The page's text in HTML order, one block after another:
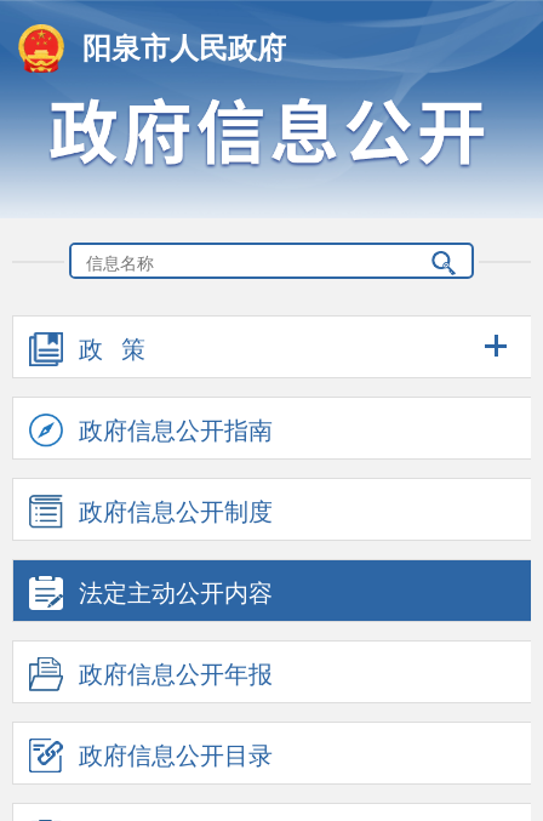
阳泉市人民政府
政 策
政府信息公开指南
政府信息公开制度
法定主动公开内容
政府信息公开年报
政府信息公开目录